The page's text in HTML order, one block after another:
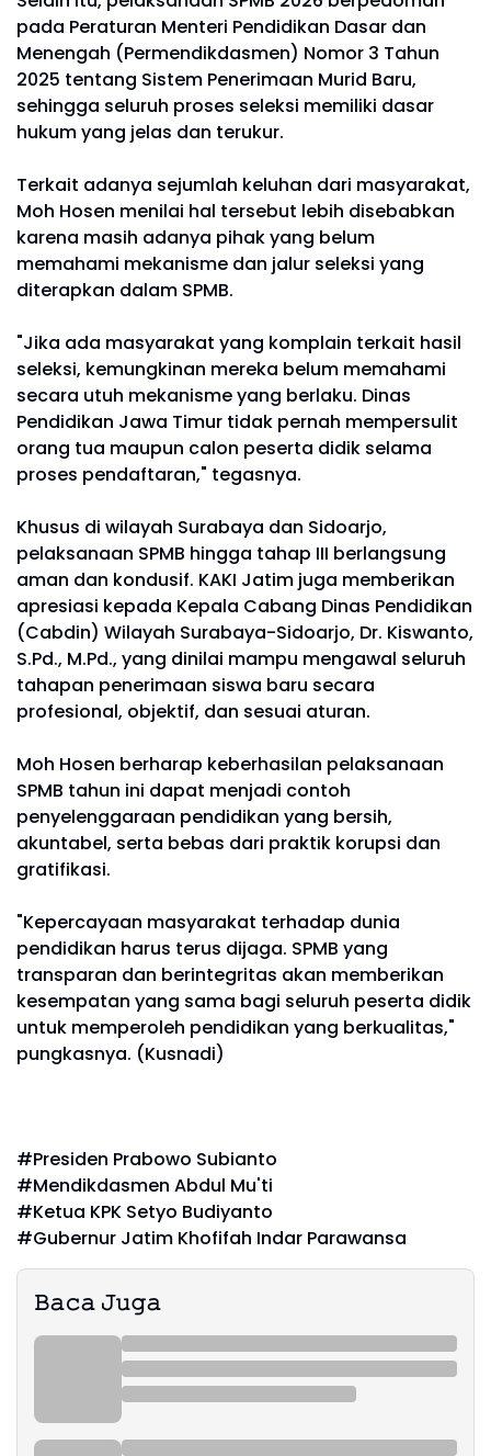
pada Peraturan Menteri Pendidikan Dasar dan
Menengah (Permendikdasmen) Nomor 3 Tahun
2025 tentang Sistem Penerimaan Murid Baru,
sehingga seluruh proses seleksi memiliki dasar
hukum yang jelas dan terukur.
Terkait adanya sejumlah keluhan dari masyarakat,
Moh Hosen menilai hal tersebut lebih disebabkan
karena masih adanya pihak yang belum
memahami mekanisme dan jalur seleksi yang
diterapkan dalam SPMB.
"Jika ada masyarakat yang komplain terkait hasil
seleksi, kemungkinan mereka belum memahami
secara utuh mekanisme yang berlaku. Dinas
Pendidikan Jawa Timur tidak pernah mempersulit
orang tua maupun calon peserta didik selama
proses pendaftaran," tegasnya.
Khusus di wilayah Surabaya dan Sidoarjo,
pelaksanaan SPMB hingga tahap III berlangsung
aman dan kondusif. KAKI Jatim juga memberikan
apresiasi kepada Kepala Cabang Dinas Pendidikan
(Cabdin) Wilayah Surabaya-Sidoarjo, Dr. Kiswanto,
S.Pd., M.Pd., yang dinilai mampu mengawal seluruh
tahapan penerimaan siswa baru secara
profesional, objektif, dan sesuai aturan.
Moh Hosen berharap keberhasilan pelaksanaan
SPMB tahun ini dapat menjadi contoh
penyelenggaraan pendidikan yang bersih,
akuntabel, serta bebas dari praktik korupsi dan
gratifikasi.
"Kepercayaan masyarakat terhadap dunia
pendidikan harus terus dijaga. SPMB yang
transparan dan berintegritas akan memberikan
kesempatan yang sama bagi seluruh peserta didik
untuk memperoleh pendidikan yang berkualitas,"
pungkasnya. (Kusnadi)
#Presiden Prabowo Subianto
#Mendikdasmen Abdul Mu'ti
#Ketua KPK Setyo Budiyanto
#Gubernur Jatim Khofifah Indar Parawansa
𝙱𝚊𝚌𝚊 𝙹𝚞𝚐𝚊